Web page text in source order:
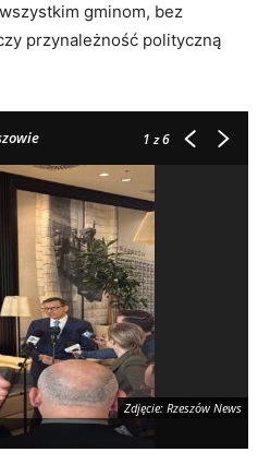
gminom, bez
przynależność polityczną
1z 6
Zdjęcie: Rzeszów News